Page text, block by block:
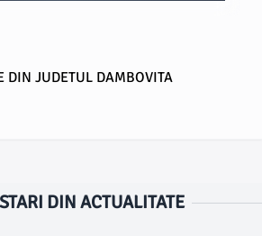
DIN JUDETUL DAMBOVITA
DIN ACTUALITATE